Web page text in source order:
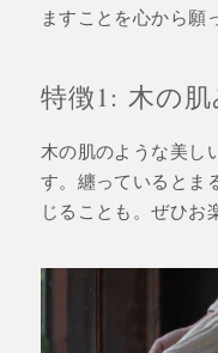
ますことを心から願
特徴1: 木の
木の肌のような美し
す。纏っているとま
じることも。ぜひお